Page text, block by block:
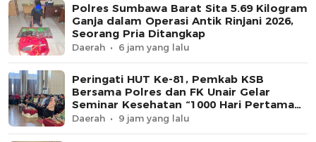
Polres Sumbawa Barat Sita 5.69 Kilogram
Ganja dalam Operasi Antik Rinjani 2026,
Seorang Pria Ditangkap
Daerah 6 jam yang lalu
Peringati HUT Ke-81, Pemkab KSB
Bersama Polres dan FK Unair Gelar
Seminar Kesehatan “1000 Hari Pertama
Kehidupan”
Daerah 9 jam yang lalu